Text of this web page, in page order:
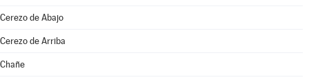
Cerezo de Abajo
Cerezo de Arriba
Chañe